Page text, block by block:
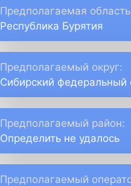
Предполагаемая
Республика Бурятия
Предполагаемый округ:
Сибирский федеральный
Предполагаемый район:
Определить не удалось
Предполагаемый